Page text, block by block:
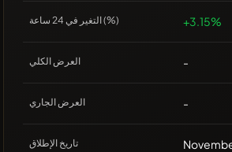
التغير في 24 ساعة (%) +3.15%
العرض الكلي -
العرض الجاري -
تاريخ الإطلاق